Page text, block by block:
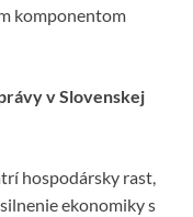
komponentom
v Slovenskej
hospodársky rast,
ekonomiky s